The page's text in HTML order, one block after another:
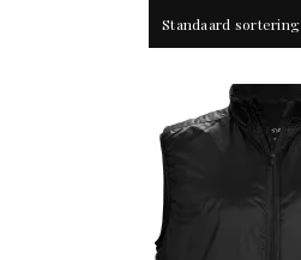
Standaard sortering